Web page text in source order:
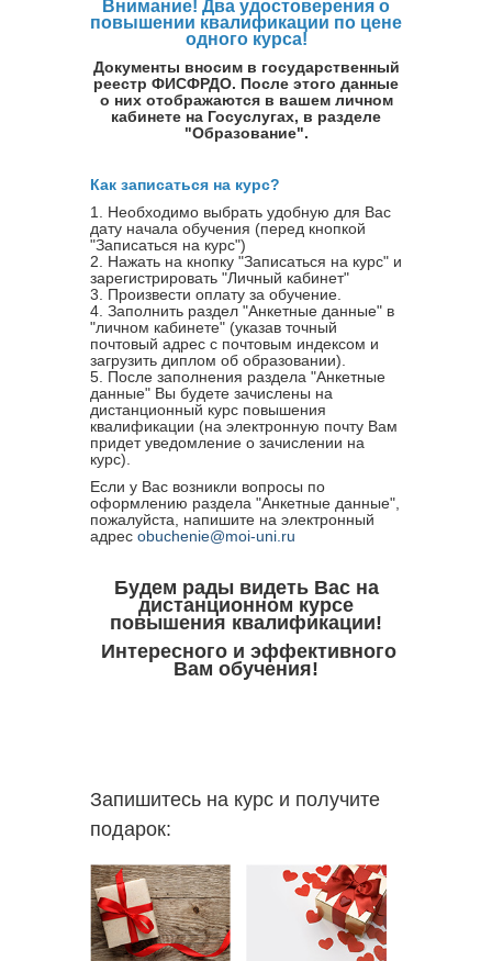
Внимание! Два удостоверения о
повышении квалификации по цене
одного курса!
Документы вносим в государственный
реестр ФИСФРДО. После этого данные
о них отображаются в вашем личном
кабинете на Госуслугах, в разделе
"Образование".
Как записаться на курс?
1. Необходимо выбрать удобную для Вас
дату начала обучения (перед кнопкой
"Записаться на курс")
2. Нажать на кнопку "Записаться на курс" и
зарегистрировать "Личный кабинет"
3. Произвести оплату за обучение.
4. Заполнить раздел "Анкетные данные" в
"личном кабинете" (указав точный
почтовый адрес с почтовым индексом и
загрузить диплом об образовании).
5. После заполнения раздела "Анкетные
данные" Вы будете зачислены на
дистанционный курс повышения
квалификации (на электронную почту Вам
придет уведомление о зачислении на
курс).
Если у Вас возникли вопросы по
оформлению раздела "Анкетные данные",
пожалуйста, напишите на электронный
адрес obuchenie@moi-uni.ru
Будем рады видеть Вас на
дистанционном курсе
повышения квалификации!
Интересного и эффективного
Вам обучения!
Запишитесь на курс и получите
подарок: